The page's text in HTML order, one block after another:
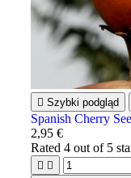
 Szybki podgląd
Spanish Cherry
2,95 €
Rated4 out of 5
 